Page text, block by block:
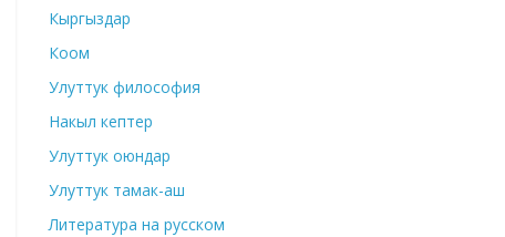
Кыргыздар
Коом
Улуттук философия
Накыл кептер
Улуттук оюндар
Улуттук тамак-аш
Литература на русском